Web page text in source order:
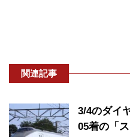
関連記事
3/4のダイ
05着の「